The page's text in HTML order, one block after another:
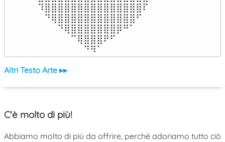
⠹⣿⣿⣿⣿⣿⣿⣿⣿⣿⣿⣿⣿⣿⣿⣿⠏
⠀⠙⢿⣿⣿⣿⣿⣿⣿⣿⣿⣿⣿⣿⣿⠋⠀
⠀⠀⠀⠙⢿⣿⣿⣿⣿⣿⣿⣿⡿⠛⠁⠀⠀
⠀⠀⠀⠀⠀⠉⢿⣿⣿⣿⠟⠋⠀⠀⠀⠀⠀
⠀⠀⠀⠀⠀⠀⠀⠙⠻⠁⠀⠀⠀⠀⠀⠀⠀⠀⠀⠀⠀⠀⠀
Altri Testo Arte ▸▸
C'è molto di più!
Abbiamo molto di più da offrire, perché adoriamo tutto ciò